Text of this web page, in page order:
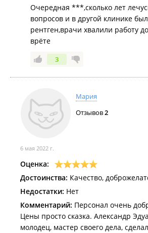
Очередная ***,сколько лет
вопросов и в другой клинике
рентген,врачи хвалили работу
врёте
3
Мария
Отзывов2
6 мая 2022 г.
Оценка:
Достоинства: Качество,
Недостатки: Нет
Комментарий: Персонал очень
Цены просто сказка. Александр
молодец, мастер своего дела,